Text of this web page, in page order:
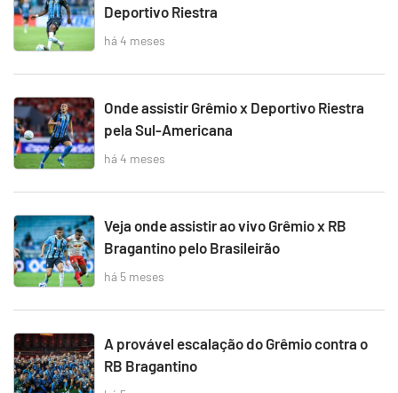
Deportivo Riestra
há 4 meses
Onde assistir Grêmio x Deportivo Riestra
pela Sul-Americana
há 4 meses
Veja onde assistir ao vivo Grêmio x RB
Bragantino pelo Brasileirão
há 5 meses
A provável escalação do Grêmio contra o
RB Bragantino